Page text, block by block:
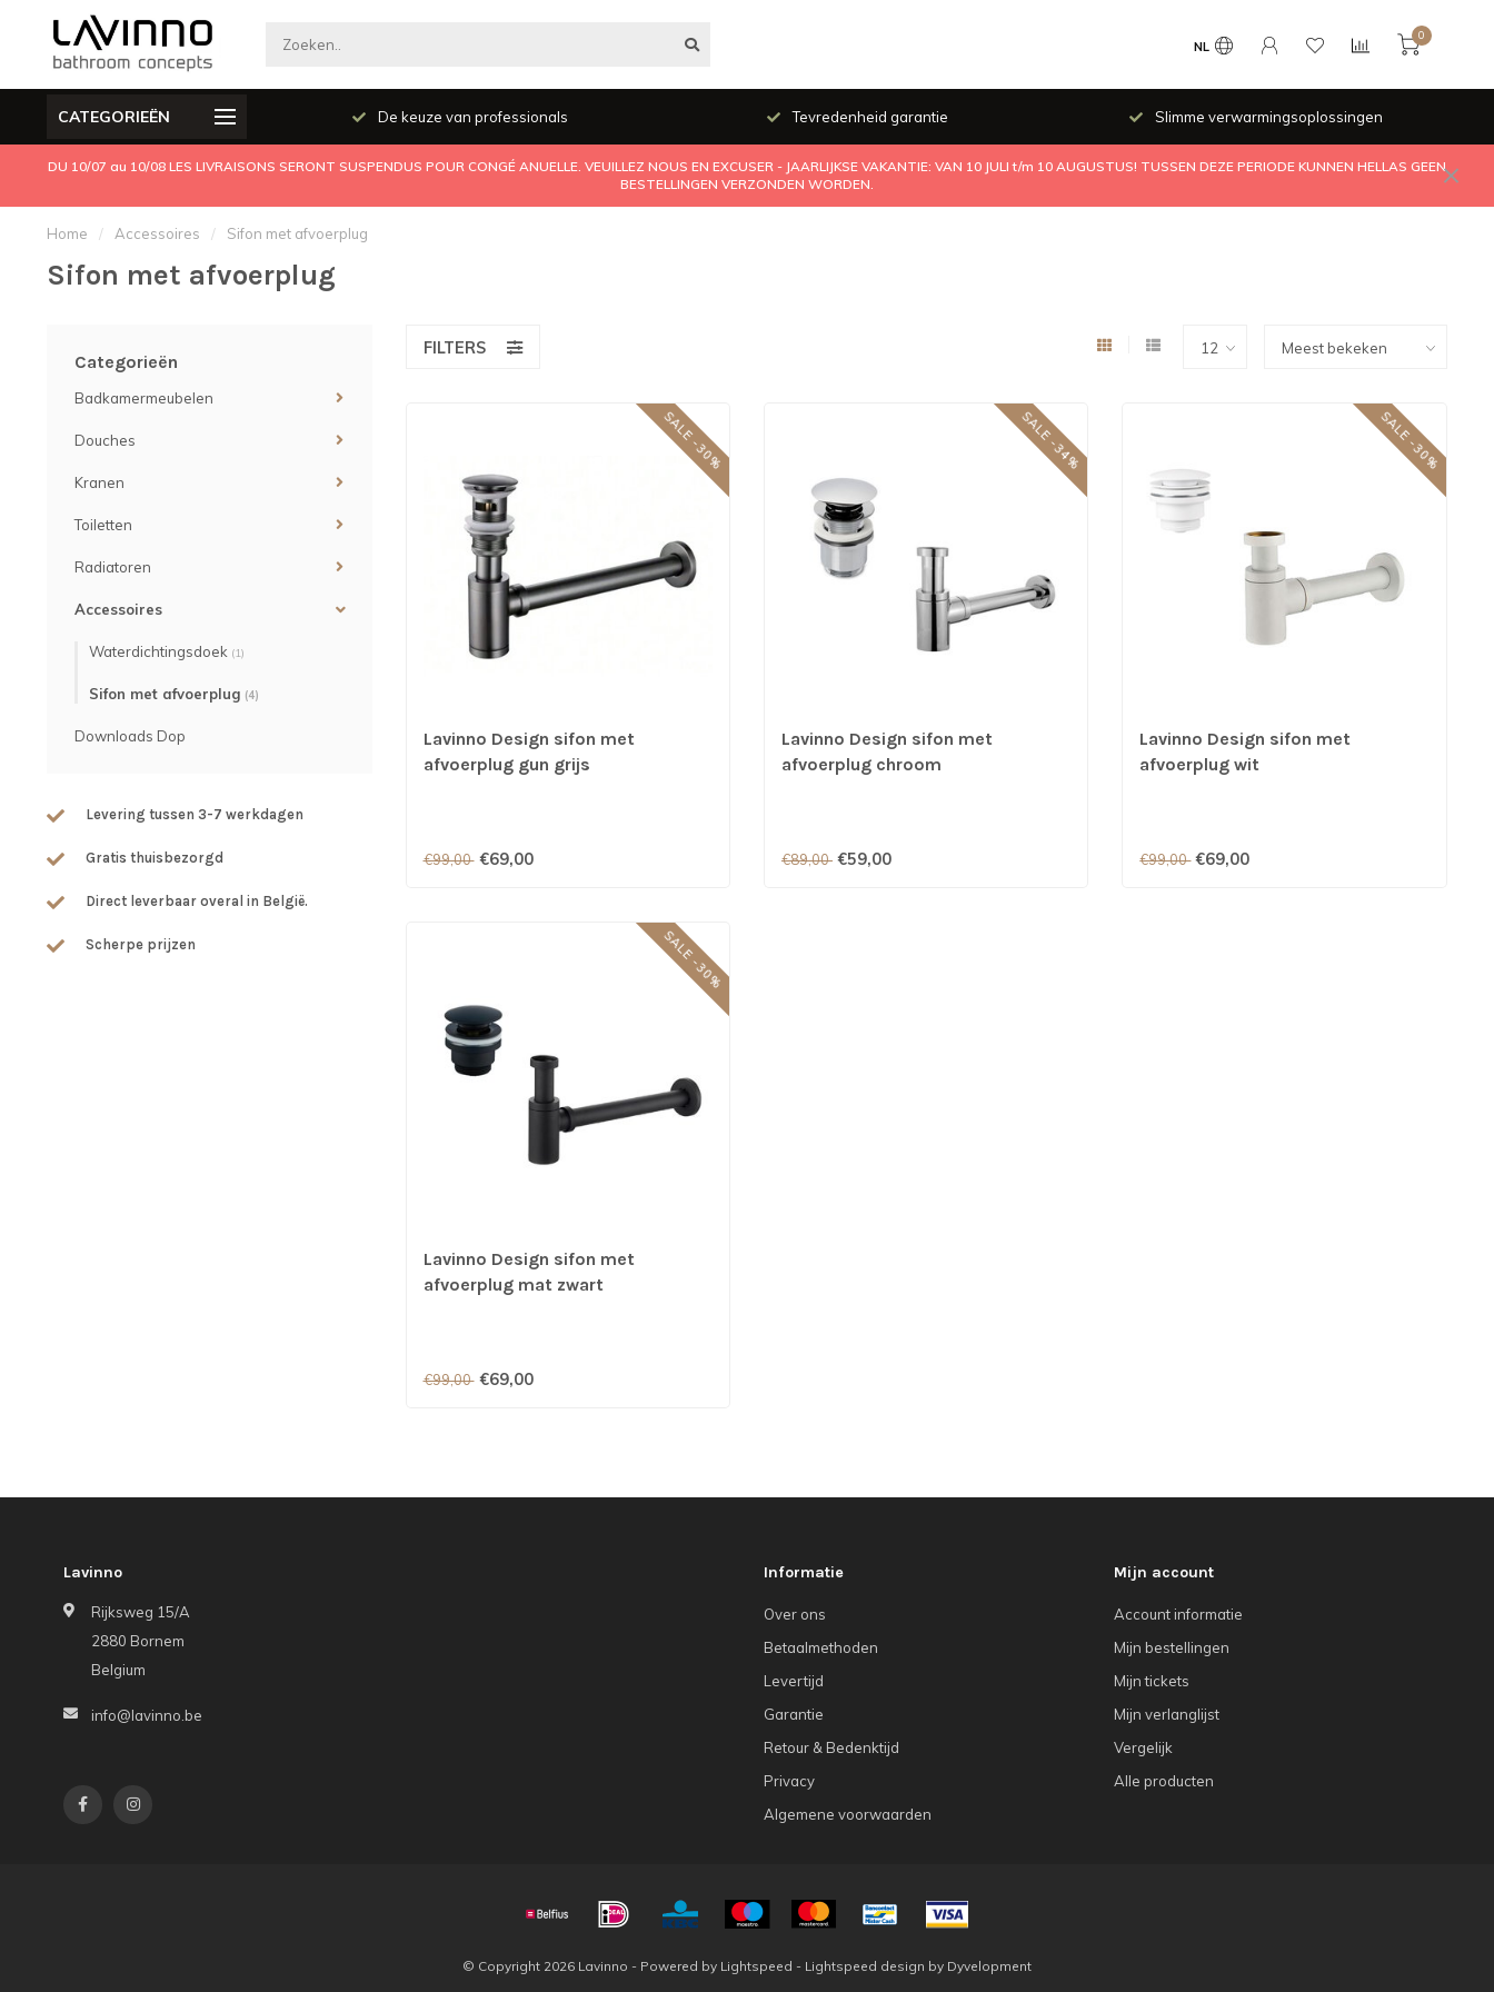
NL
0
CATEGORIEËN
Producten kwaliteit De keuze van professionals Tevredenheid garantie Slimme verwarmingsoplossingen
DU 10/07 au 10/08 LES LIVRAISONS SERONT SUSPENDUS POUR CONGÉ ANUELLE. VEUILLEZ NOUS EN EXCUSER - JAARLIJKSE VAKANTIE: VAN 10 JULI t/m 10 AUGUSTUS! TUSSEN DEZE PERIODE KUNNEN HELLAS GEEN
BESTELLINGEN VERZONDEN WORDEN.
Home / Accessoires / Sifon met afvoerplug
Sifon met afvoerplug
Categorieën
Badkamermeubelen
Douches
Kranen
Toiletten
Radiatoren
Accessoires
Waterdichtingsdoek (1)
Sifon met afvoerplug (4)
Downloads Dop
Levering tussen 3-7 werkdagen
Gratis thuisbezorgd
Direct leverbaar overal in België.
Scherpe prijzen
FILTERS
SALE -30%
Lavinno Design sifon met
afvoerplug gun grijs
€99,00 €69,00
SALE -34%
Lavinno Design sifon met
afvoerplug chroom
€89,00 €59,00
SALE -30%
Lavinno Design sifon met
afvoerplug wit
€99,00 €69,00
SALE -30%
Lavinno Design sifon met
afvoerplug mat zwart
€99,00 €69,00
Lavinno
Rijksweg 15/A
2880 Bornem
Belgium
info@lavinno.be
Informatie
Over ons
Betaalmethoden
Levertijd
Garantie
Retour & Bedenktijd
Privacy
Algemene voorwaarden
Mijn account
Account informatie
Mijn bestellingen
Mijn tickets
Mijn verlanglijst
Vergelijk
Alle producten
© Copyright 2026 Lavinno - Powered by Lightspeed - Lightspeed design by Dyvelopment